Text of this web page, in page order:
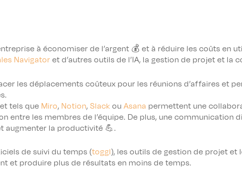
à économiser de l’argent 💰 et à réduire les coûts en
Navigator et d’autres outils de l’IA, la gestion de projet et la
les déplacements coûteux pour les réunions d’affaires et
tels que Miro, Notion, Slack ou Asana permettent une
entre les membres de l’équipe. De plus, une communication
augmenter la productivité 💪.
de suivi du temps (toggl), les outils de gestion de projet
et produire plus de résultats en moins de temps.